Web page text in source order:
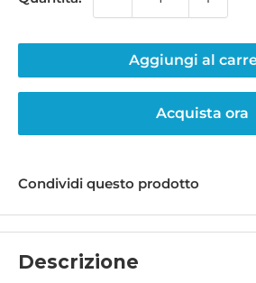
Aggiungi al
Acquista ora
Condividi questo prodotto
Descrizione